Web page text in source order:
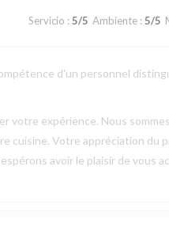
Servicio : 5/5 Ambiente: 5/5
d'un personnel
votre expérience. Nous
cuisine. Votre appréciation du
avoir le plaisir de vous